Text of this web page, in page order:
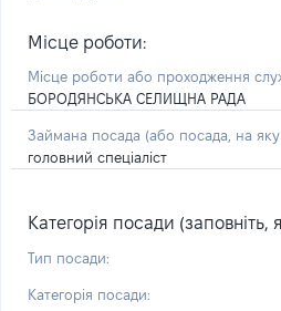
Місце роботи:
Місце роботи або проходження
БОРОДЯНСЬКА СЕЛИЩНА РАДА
Займана посада (або посада, на
головний спеціаліст
Категорія посади
Тип посади:
Категорія посади: